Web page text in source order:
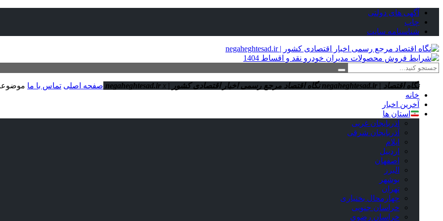
آگهی های دولتی
چاپ
شناسنامه سایت
نگاه اقتصاد | negaheghtesad.ir نگاه اقتصاد مرجع رسمی اخبار اقتصادی کشور | negaheghtesad.ir x صفحه اصلی تماس با ما
خانه
آخرین اخبار
استان ‌ها
آذربایجان غربی
آذربایجان شرقی
ایلام
اردبیل
اصفهان
البرز
بوشهر
تهران
چهارمحال بختیاری
خراسان جنوبی
خراسان رضوی